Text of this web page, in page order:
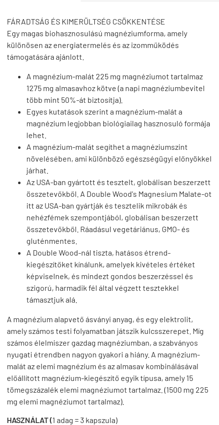
FÁRADTSÁG ÉS KIMERÜLTSÉG CSÖKKENTÉSE
Egy magas biohasznosulású magnéziumforma, amely
különösen az energiatermelés és az izomműködés
támogatására ajánlott.
A magnézium-malát 225 mg magnéziumot tartalmaz
1275 mg almasavhoz kötve (a napi magnéziumbevitel
több mint 50%-át biztosítja).
Egyes kutatások szerint a magnézium-malát a
magnézium legjobban biológiailag hasznosuló formája
lehet.
A magnézium-malát segíthet a magnéziumszint
növelésében, ami különböző egészségügyi előnyökkel
járhat.
Az USA-ban gyártott és tesztelt, globálisan beszerzett
összetevőkből. A Double Wood's Magnesium Malate-ot
itt az USA-ban gyártják és tesztelik mikrobák és
nehézfémek szempontjából, globálisan beszerzett
összetevőkből. Ráadásul vegetáriánus, GMO- és
gluténmentes.
A Double Wood-nál tiszta, hatásos étrend-
kiegészítőket kínálunk, amelyek kivételes értéket
képviselnek, és mindezt gondos beszerzéssel és
szigorú, harmadik fél által végzett tesztekkel
támasztjuk alá.
A magnézium alapvető ásványi anyag, és egy elektrolit,
amely számos testi folyamatban játszik kulcsszerepet. Míg
számos élelmiszer gazdag magnéziumban, a szabványos
nyugati étrendben nagyon gyakori a hiány. A magnézium-
malát az elemi magnézium és az almasav kombinálásával
előállított magnézium-kiegészítő egyik típusa, amely 15
tömegszázalék elemi magnéziumot tartalmaz. (1500 mg 225
mg elemi magnéziumot tartalmaz).
HASZNÁLAT (1 adag = 3 kapszula)